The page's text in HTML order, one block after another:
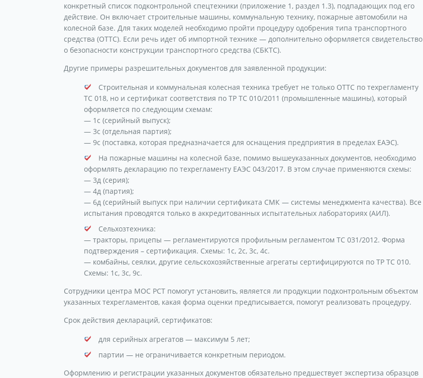
конкретный список подконтрольной спецтехники (приложение 1, раздел 1.3), подпадающих под его
действие. Он включает строительные машины, коммунальную технику, пожарные автомобили на
колесной базе. Для таких моделей необходимо пройти процедуру одобрения типа транспортного
средства (ОТТС). Если речь идет об импортной технике — дополнительно оформляется свидетельство
о безопасности конструкции транспортного средства (СБКТС).
Другие примеры разрешительных документов для заявленной продукции:
Строительная и коммунальная колесная техника требует не только ОТТС по техрегламенту
ТС 018, но и сертификат соответствия по ТР ТС 010/2011 (промышленные машины), который
оформляется по следующим схемам:
— 1с (серийный выпуск);
— 3с (отдельная партия);
— 9с (поставка, которая предназначается для оснащения предприятия в пределах ЕАЭС).
На пожарные машины на колесной базе, помимо вышеуказанных документов, необходимо
оформлять декларацию по техрегламенту ЕАЭС 043/2017. В этом случае применяются схемы:
— 3д (серия);
— 4д (партия);
— 6д (серийный выпуск при наличии сертификата СМК — системы менеджмента качества). Все
испытания проводятся только в аккредитованных испытательных лабораториях (АИЛ).
Сельхозтехника:
— тракторы, прицепы — регламентируются профильным регламентом ТС 031/2012. Форма
подтверждения – сертификация. Схемы: 1с, 2с, 3с, 4с.
— комбайны, сеялки, другие сельскохозяйственные агрегаты сертифицируются по ТР ТС 010.
Схемы: 1с, 3с, 9с.
Сотрудники центра МОС РСТ помогут установить, является ли продукции подконтрольным объектом
указанных техрегламентов, какая форма оценки предписывается, помогут реализовать процедуру.
Срок действия деклараций, сертификатов:
для серийных агрегатов — максимум 5 лет;
партии — не ограничивается конкретным периодом.
Оформлению и регистрации указанных документов обязательно предшествует экспертиза образцов